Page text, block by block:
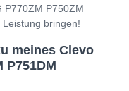
P770ZM P750ZM
bringen!
meines Clevo
P751DM